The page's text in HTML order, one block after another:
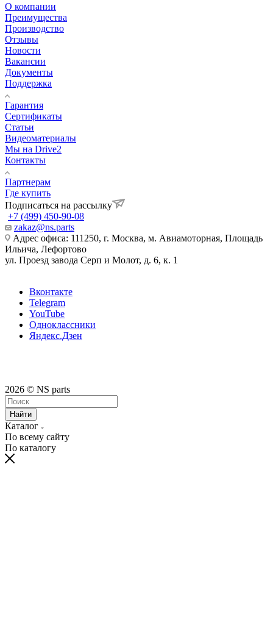
О компании
Преимущества
Производство
Отзывы
Новости
Вакансии
Документы
Поддержка
Гарантия
Сертификаты
Статьи
Видеоматериалы
Мы на Drive2
Контакты
Партнерам
Где купить
Подписаться на рассылку
+7 (499) 450-90-08
zakaz@ns.parts
Адрес офиса: 111250, г. Москва, м. Авиамоторная, Площадь
Ильича, Лефортово
ул. Проезд завода Серп и Молот, д. 6, к. 1
Вконтакте
Telegram
YouTube
Одноклассники
Яндекс.Дзен
2026 © NS parts
Найти
Каталог
По всему сайту
По каталогу